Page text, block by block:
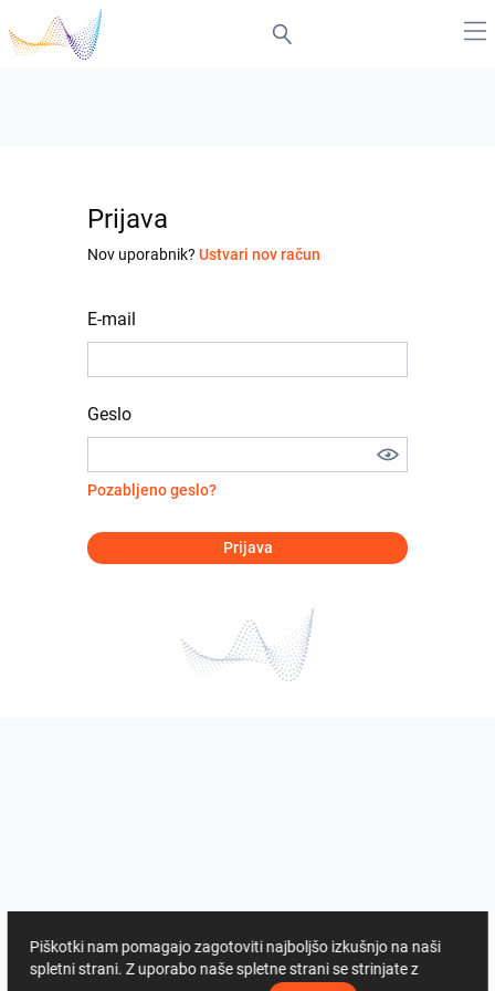
Prijava
Nov uporabnik? Ustvari nov račun
E-mail
Geslo
Pozabljeno geslo?
Prijava
Piškotki nam pomagajo zagotoviti najboljšo izkušnjo na naši
spletni strani. Z uporabo naše spletne strani se strinjate z